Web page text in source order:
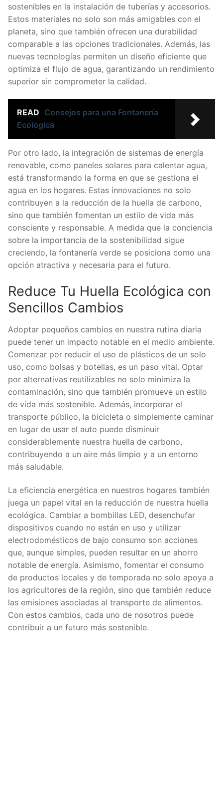
sostenibles en la instalación de tuberías y accesorios.
Estos materiales no solo son más amigables con el
planeta, sino que también ofrecen una durabilidad
comparable a las opciones tradicionales. Además, las
nuevas tecnologías permiten un diseño eficiente que
optimiza el flujo de agua, garantizando un rendimiento
superior sin comprometer la calidad.
READ Consejos para una Fontanería
Ecológica
Por otro lado, la integración de sistemas de energía
renovable, como paneles solares para calentar agua,
está transformando la forma en que se gestiona el
agua en los hogares. Estas innovaciones no solo
contribuyen a la reducción de la huella de carbono,
sino que también fomentan un estilo de vida más
consciente y responsable. A medida que la conciencia
sobre la importancia de la sostenibilidad sigue
creciendo, la fontanería verde se posiciona como una
opción atractiva y necesaria para el futuro.
Reduce Tu Huella Ecológica con
Sencillos Cambios
Adoptar pequeños cambios en nuestra rutina diaria
puede tener un impacto notable en el medio ambiente.
Comenzar por reducir el uso de plásticos de un solo
uso, como bolsas y botellas, es un paso vital. Optar
por alternativas reutilizables no solo minimiza la
contaminación, sino que también promueve un estilo
de vida más sostenible. Además, incorporar el
transporte público, la bicicleta o simplemente caminar
en lugar de usar el auto puede disminuir
considerablemente nuestra huella de carbono,
contribuyendo a un aire más limpio y a un entorno
más saludable.
La eficiencia energética en nuestros hogares también
juega un papel vital en la reducción de nuestra huella
ecológica. Cambiar a bombillas LED, desenchufar
dispositivos cuando no están en uso y utilizar
electrodomésticos de bajo consumo son acciones
que, aunque simples, pueden resultar en un ahorro
notable de energía. Asimismo, fomentar el consumo
de productos locales y de temporada no solo apoya a
los agricultores de la región, sino que también reduce
las emisiones asociadas al transporte de alimentos.
Con estos cambios, cada uno de nosotros puede
contribuir a un futuro más sostenible.